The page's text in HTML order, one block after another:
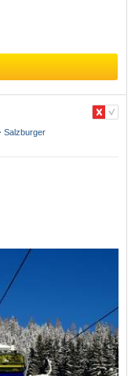
Salzburger